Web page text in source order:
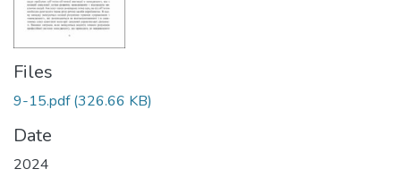
Files
9-15.pdf(326.66 KB)
Date
2024